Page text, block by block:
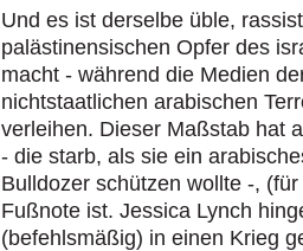
Und es ist derselbe üble,
palästinensischen Opfer des
macht - während die Medien
nichtstaatlichen arabischen
verleihen. Dieser Maßstab hat
- die starb, als sie ein
Bulldozer schützen wollte -,
Fußnote ist. Jessica Lynch
(befehlsmäßig) in einen Krieg